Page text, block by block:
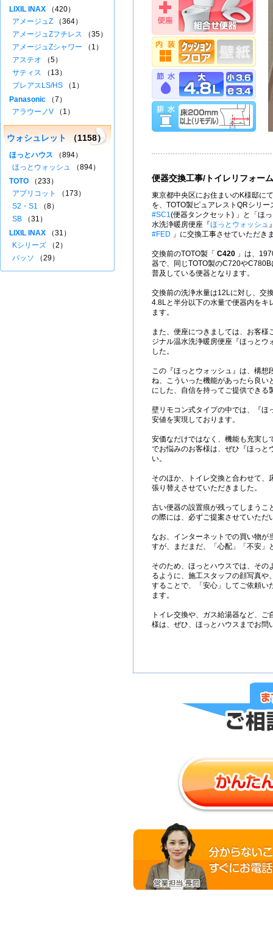
便器交換工事/トイレリフォーム
東京都中央区にお住まいのK様邸に
を、TOTO製ピュアレストQRシリ
#SC1(便器タンクセット) 」と「ほ
水洗浄暖房便座『ほっとウォッシュ
#FED 」に交換工事させていただき
交換前のTOTO製「 C420 」は、
器で、同じTOTO製のC720や
普及している便器となります。
交換前の洗浄水量は12Lに対し、交
4.8Lと半分以下の水量で便器内をキ
ます。
また、便座につきましては、お客様
ジナル温水洗浄暖房便座『ほっとウ
した。
この『ほっとウォッシュ』は、構想
ね、こういった機能があったら良い
にした、自信を持ってご提供できる
壁リモコン式タイプの中では、『ほ
安値を実現しております。
安価なだけではなく、機能も充実し
でお悩みのお客様は、ぜひ『ほっと
い。
そのほか、トイレ交換と合わせて、
張り替えさせていただきました。
古い便器の設置痕が残ってしまうこ
の際には、必ずご提案させていただ
なお、インターネットでの買い物が
すが、まだまだ、「心配」「不安」
そのため、ほっとハウスでは、その
るように、施工スタッフの顔写真や
することで、「安心」してご依頼い
ます。
トイレ交換や、ガス給湯器など、
様は、ぜひ、ほっとハウスまでお問
LIXIL INAX （420）
アメージュZ （364）
アメージュZフチレス （35）
アメージュZシャワー （1）
アステオ （5）
サティス （13）
プレアスLS/HS （1）
Panasonic （7）
アラウーノV （1）
ウォシュレット （1158）
ほっとハウス （894）
ほっとウォッシュ （894）
TOTO （233）
アプリコット
（173）
S2・S1 （8）
SB （31）
LIXIL INAX （31）
Kシリーズ （2）
パッソ （29）